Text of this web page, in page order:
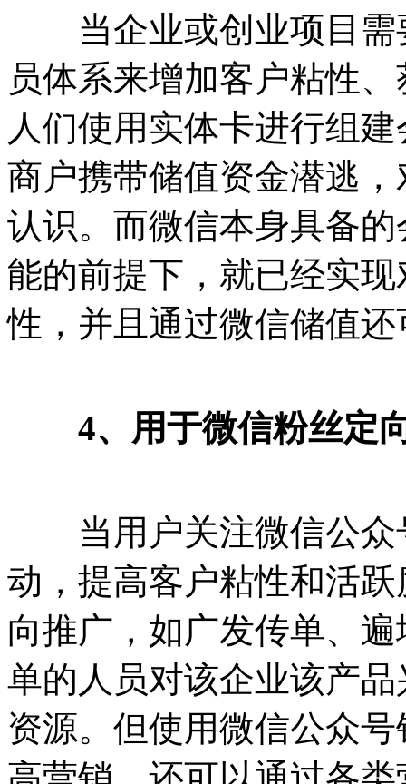
当企业或创业项目
员体系来增加客户粘性
人们使用实体卡进行组
商户携带储值资金潜逃
认识。而微信本身具备
能的前提下，就已经实
性，并且通过微信储值
4、用于微信粉丝定
当用户关注微信公
动，提高客户粘性和活
向推广，如广发传单、
单的人员对该企业该产
资源。但使用微信公众